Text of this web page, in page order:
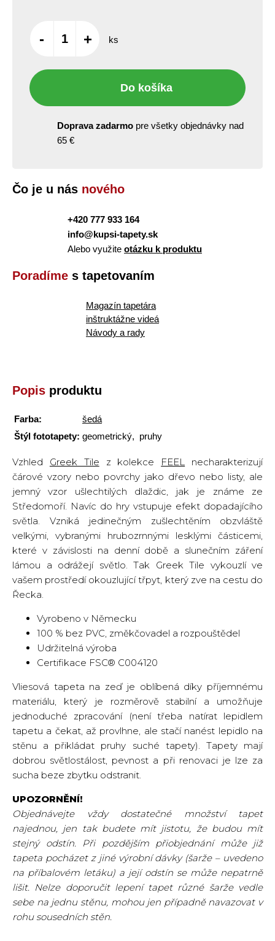
- + ks
Do košíka
Doprava zadarmo pre všetky objednávky nad
65 €
Čo je u nás nového
+420 777 933 164
info@kupsi-tapety.sk
Alebo využite otázku k produktu
Poradíme s tapetovaním
Magazín tapetára
inštruktážne videá
Návody a rady
Popis produktu
Farba:
šedá
Štýl fototapety: geometrický, pruhy
Vzhled Greek Tile z kolekce FEEL necharakterizují
čárové vzory nebo povrchy jako dřevo nebo listy, ale
jemný vzor ušlechtilých dlaždic, jak je známe ze
Středomoří. Navíc do hry vstupuje efekt dopadajícího
světla. Vzniká jedinečným zušlechtěním obzvláště
velkými, vybranými hrubozrnnými lesklými částicemi,
které v závislosti na denní době a slunečním záření
lámou a odrážejí světlo. Tak Greek Tile vykouzlí ve
vašem prostředí okouzlující třpyt, který zve na cestu do
Řecka.
Vyrobeno v Německu
100 % bez PVC, změkčovadel a rozpouštědel
Udržitelná výroba
Certifikace FSC® C004120
Vliesová tapeta na zeď je oblíbená díky příjemnému
materiálu, který je rozměrově stabilní a umožňuje
jednoduché zpracování (není třeba natírat lepidlem
tapetu a čekat, až provlhne, ale stačí nanést lepidlo na
stěnu a přikládat pruhy suché tapety). Tapety mají
dobrou světlostálost, pevnost a při renovaci je lze za
sucha beze zbytku odstranit.
UPOZORNĚNÍ!
Objednávejte vždy dostatečné množství tapet
najednou, jen tak budete mít jistotu, že budou mít
stejný odstín. Při pozdějším přiobjednání může již
tapeta pocházet z jiné výrobní dávky (šarže – uvedeno
na příbalovém letáku) a její odstín se může nepatrně
lišit. Nelze doporučit lepení tapet různé šarže vedle
sebe na jednu stěnu, mohou jen případně navazovat v
rohu sousedních stěn.